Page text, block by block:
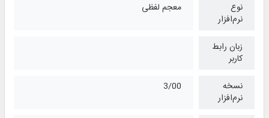
نوع
نرم‌افزار
معجم لفظی
زبان رابط
کاربر
نسخه
نرم‌افزار
3/00